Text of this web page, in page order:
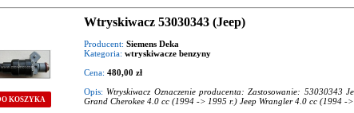
KOSZYKA
Wtryskiwacz 53030343 (Jeep)
Producent: Siemens Deka
Kategoria: wtryskiwacze benzyny
Cena: 480,00 zł
Opis: Wtryskiwacz Oznaczenie producenta: Zastosowanie: 53030343
Grand Cherokee 4.0 cc (1994 -> 1995 r.) Jeep Wrangler 4.0 cc (1994 ->